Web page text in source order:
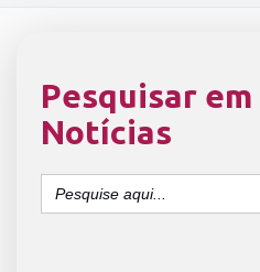
Pesquisar em
Notícias
Search
for: